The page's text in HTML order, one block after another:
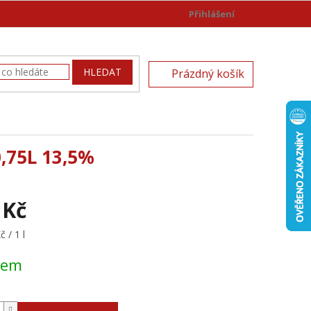
Přihlášení
HLEDAT
NÁKUPNÍ
KOŠÍK
Prázdný košík
13,5%
/ 1 l